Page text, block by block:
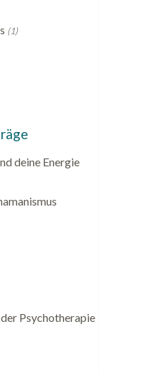
(1)
deine Energie
Psychotherapie